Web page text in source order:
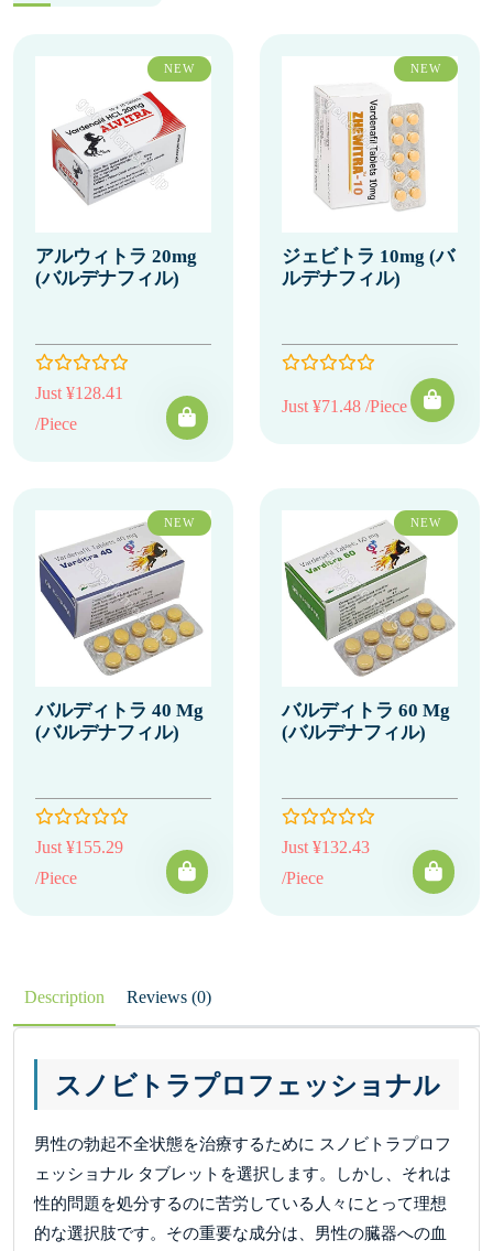
NEW
アルウィトラ 20mg
(バルデナフィル)
Just ¥128.41
/Piece
NEW
ジェビトラ 10mg (バ
ルデナフィル)
Just ¥71.48 /Piece
NEW
バルディトラ 40 Mg
(バルデナフィル)
Just ¥155.29
/Piece
NEW
バルディトラ 60 Mg
(バルデナフィル)
Just ¥132.43
/Piece
Description Reviews (0)
スノビトラプロフェッショナル
男性の勃起不全状態を治療するために スノビトラプロフ
ェッショナル タブレットを選択します。しかし、それは
性的問題を処分するのに苦労している人々にとって理想
的な選択肢です。その重要な成分は、男性の臓器への血